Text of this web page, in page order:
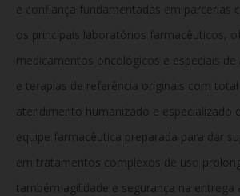
e confiança fundamentadas em parcerias
os principais laboratórios farmacêuticos,
medicamentos oncológicos e especiais
e terapias de referência originais com
atendimento humanizado e especializado
equipe farmacêutica preparada para dar
em tratamentos complexos de uso
também agilidade e segurança na entrega